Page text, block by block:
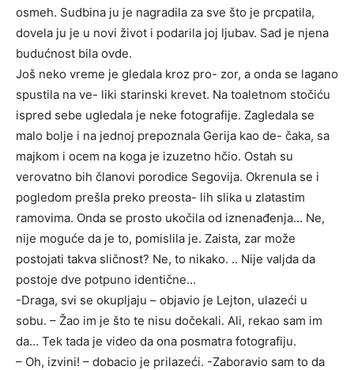
osmeh. Sudbina ju je nagradila za sve što je prcpatila,
dovela ju je u novi život i podarila joj ljubav. Sad je njena
budućnost bila ovde.
Još neko vreme je gledala kroz pro- zor, a onda se lagano
spustila na ve- liki starinski krevet. Na toaletnom stočiću
ispred sebe ugledala je neke fotografije. Zagledala se
malo bolje i na jednoj prepoznala Gerija kao de- čaka, sa
majkom i ocem na koga je izuzetno hčio. Ostah su
verovatno bih članovi porodice Segovija. Okrenula se i
pogledom prešla preko preosta- lih slika u zlatastim
ramovima. Onda se prosto ukočila od iznenađenja… Ne,
nije moguće da je to, pomislila je. Zaista, zar može
postojati takva sličnost? Ne, to nikako. .. Nije valjda da
postoje dve potpuno identične…
-Draga, svi se okupljaju – objavio je Lejton, ulazeći u
sobu. – Žao im je što te nisu dočekali. Ali, rekao sam im
da… Tek tada je video da ona posmatra fotografiju.
– Oh, izvini! – dobacio je prilazeći. -Zaboravio sam to da